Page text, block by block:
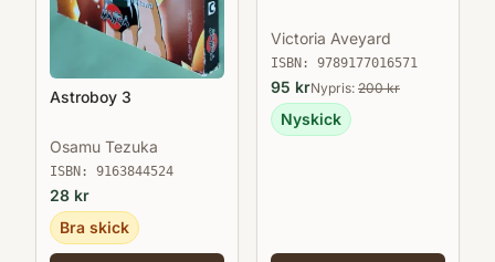
Astroboy 3
Osamu Tezuka
ISBN: 9163844524
28 kr
Bra skick
Victoria Aveyard
ISBN: 9789177016571
95 krNypris: 200kr
Nyskick